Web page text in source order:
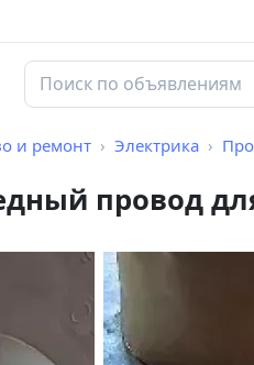
и ремонт Электрика
провод